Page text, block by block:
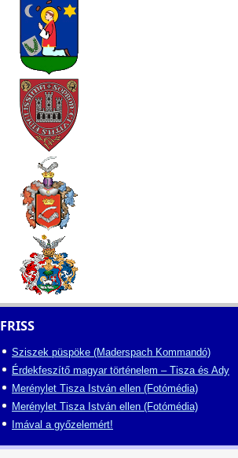
FRISS
Sziszek püspöke (Maderspach Kommandó)
Érdekfeszítő magyar történelem – Tisza és Ady
Merénylet Tisza István ellen (Fotómédia)
Merénylet Tisza István ellen (Fotómédia)
Imával a győzelemért!